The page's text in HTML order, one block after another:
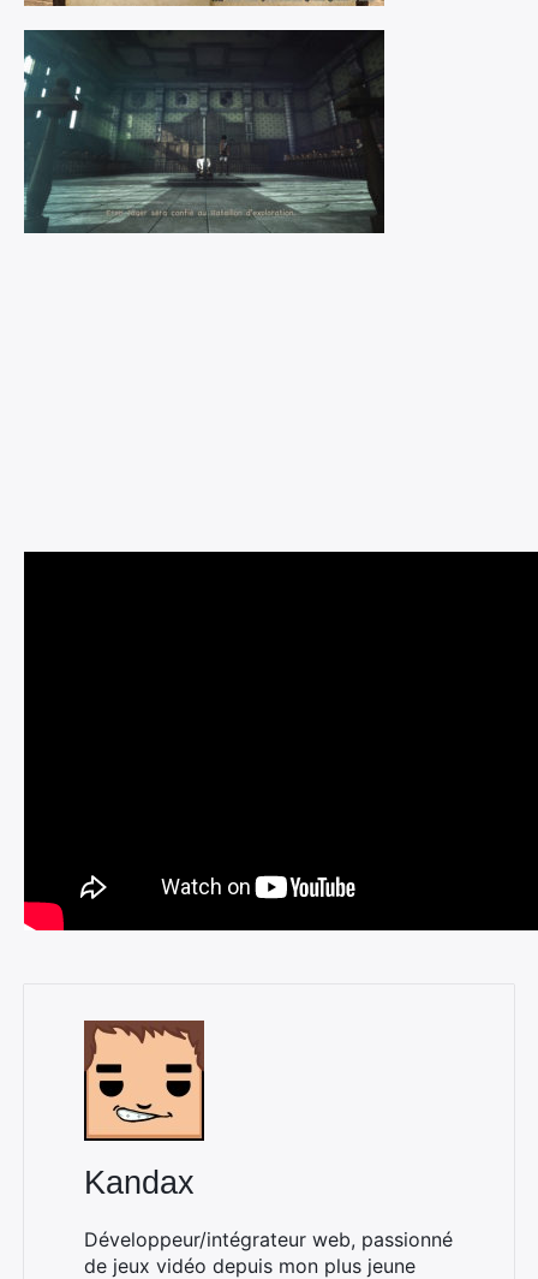
Kandax
Développeur/intégrateur web, passionné
de jeux vidéo depuis mon plus jeune